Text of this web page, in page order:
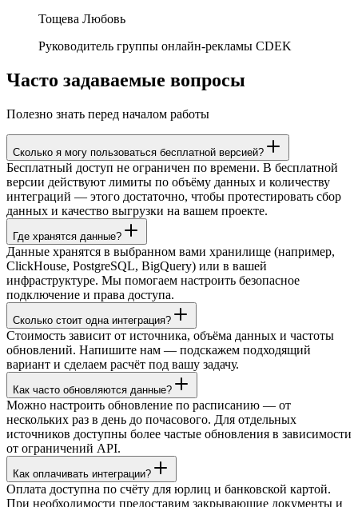
Тощева Любовь
Руководитель группы онлайн-рекламы CDEK
Часто задаваемые вопросы
Полезно знать перед началом работы
Сколько я могу пользоваться бесплатной версией?
Бесплатный доступ не ограничен по времени. В бесплатной
версии действуют лимиты по объёму данных и количеству
интеграций — этого достаточно, чтобы протестировать сбор
данных и качество выгрузки на вашем проекте.
Где хранятся данные?
Данные хранятся в выбранном вами хранилище (например,
ClickHouse, PostgreSQL, BigQuery) или в вашей
инфраструктуре. Мы помогаем настроить безопасное
подключение и права доступа.
Сколько стоит одна интеграция?
Стоимость зависит от источника, объёма данных и частоты
обновлений. Напишите нам — подскажем подходящий
вариант и сделаем расчёт под вашу задачу.
Как часто обновляются данные?
Можно настроить обновление по расписанию — от
нескольких раз в день до почасового. Для отдельных
источников доступны более частые обновления в зависимости
от ограничений API.
Как оплачивать интеграции?
Оплата доступна по счёту для юрлиц и банковской картой.
При необходимости предоставим закрывающие документы и